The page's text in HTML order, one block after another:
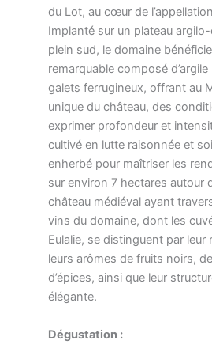
du Lot, au cœur de
Implanté sur un plateau
plein sud, le domaine
remarquable composé
galets ferrugineux, offrant au
unique du château, des
exprimer profondeur et
cultivé en lutte raisonnée et
enherbé pour maîtriser les
sur environ 7 hectares autour
château médiéval ayant
vins du domaine, dont les
Eulalie, se distinguent par leur
leurs arômes de fruits noirs,
d’épices, ainsi que leur
élégante.
Dégustation :